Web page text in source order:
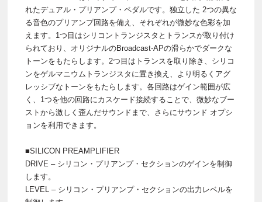
れたデュアル・プリアンプ・ペダルです。独立した 2つの異な
る音色のプリアンプ回路を備え、それぞれが微妙な色彩を加
えます。1つ目はシリコントランジスタとトランスが取り付け
られており、オリジナルのBroadcast-APの滑らかでダークな
トーンをもたらします。2つ目はトランスを取り除き、シリコ
ンをゲルマニウムトランジスタに置き換え、より明るくアグ
レッシブなトーンをもたらします。各回路はゲイン範囲が広
く、1つを他の回路にカスケード接続することで、微妙なブー
ストから激しく歪んだサウンドまで、さらにサウンド オプシ
ョンを利用できます。
■SILICON PREAMPLIFIER
DRIVE – シリコン・プリアンプ・セクションのゲインを制御
します。
LEVEL – シリコン・プリアンプ・セクションの出力レベルを